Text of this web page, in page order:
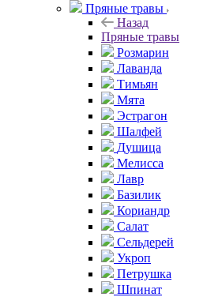
Пряные травы
Назад
Пряные травы
Розмарин
Лаванда
Тимьян
Мята
Эстрагон
Шалфей
Душица
Мелисса
Лавр
Базилик
Кориандр
Салат
Сельдерей
Укроп
Петрушка
Шпинат